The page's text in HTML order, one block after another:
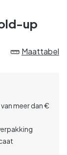
up
Maattabel
meer dan €